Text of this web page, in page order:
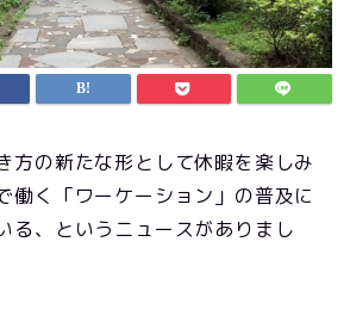
方の新たな形として休暇を楽しみ
働く「ワーケーション」の普及に
る、というニュースがありまし